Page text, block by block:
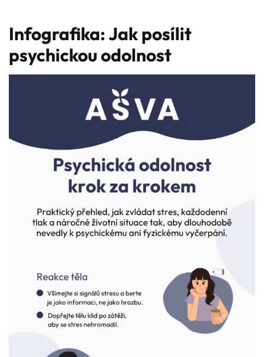
Infografika: Jak posílit
psychickou odolnost